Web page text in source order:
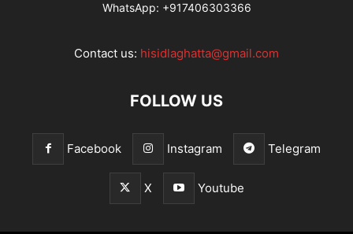
WhatsApp: +917406303366
Contact us: hisidlaghatta@gmail.com
FOLLOW US
Facebook Instagram Telegram
X Youtube